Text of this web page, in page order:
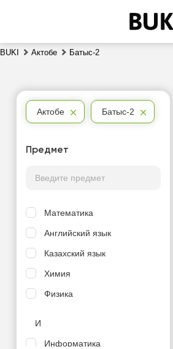
BUKI Актобе Батыс-2
Актобе Батыс-2
Предмет
Математика
Английский язык
Казахский язык
Химия
Физика
И
Информатика